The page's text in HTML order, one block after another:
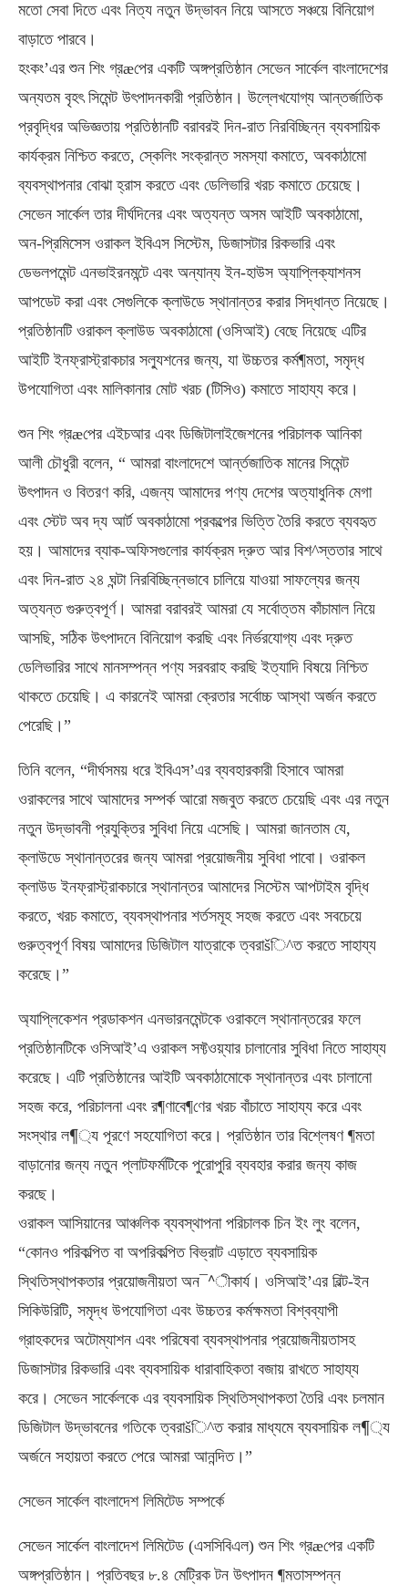
মতো সেবা দিতে এবং নিত্য নতুন উদ্ভাবন নিয়ে আসতে সঞ্চয়ে বিনিয়োগ
বাড়াতে পারবে।
হংকং’এর শুন শিং গ্রæপের একটি অঙ্গপ্রতিষ্ঠান সেভেন সার্কেল বাংলাদেশের
অন্যতম বৃহৎ সিমেন্ট উৎপাদনকারী প্রতিষ্ঠান। উল্লেখযোগ্য আন্তর্জাতিক
প্রবৃদ্ধির অভিজ্ঞতায় প্রতিষ্ঠানটি বরাবরই দিন-রাত নিরবিচ্ছিন্ন ব্যবসায়িক
কার্যক্রম নিশ্চিত করতে, স্কেলিং সংক্রান্ত সমস্যা কমাতে, অবকাঠামো
ব্যবস্থাপনার বোঝা হ্রাস করতে এবং ডেলিভারি খরচ কমাতে চেয়েছে।
সেভেন সার্কেল তার দীর্ঘদিনের এবং অত্যন্ত অসম আইটি অবকাঠামো,
অন-প্রিমিসেস ওরাকল ইবিএস সিস্টেম, ডিজাসটার রিকভারি এবং
ডেভলপমেন্ট এনভাইরনমন্টে এবং অন্যান্য ইন-হাউস অ্যাপ্লিক্যাশনস
আপডেট করা এবং সেগুলিকে ক্লাউডে স্থানান্তর করার সিদ্ধান্ত নিয়েছে।
প্রতিষ্ঠানটি ওরাকল ক্লাউড অবকাঠামো (ওসিআই) বেছে নিয়েছে এটির
আইটি ইনফ্রাস্ট্রাকচার সল্যুশনের জন্য, যা উচ্চতর কর্ম¶মতা, সমৃদ্ধ
উপযোগিতা এবং মালিকানার মোট খরচ (টিসিও) কমাতে সাহায্য করে।
শুন শিং গ্রæপের এইচআর এবং ডিজিটালাইজেশনের পরিচালক আনিকা
আলী চৌধুরী বলেন, “ আমরা বাংলাদেশে আর্ন্তজাতিক মানের সিমেন্ট
উৎপাদন ও বিতরণ করি, এজন্য আমাদের পণ্য দেশের অত্যাধুনিক মেগা
এবং স্টেট অব দ্য আর্ট অবকাঠামো প্রকল্পের ভিত্তি তৈরি করতে ব্যবহৃত
হয়। আমাদের ব্যাক-অফিসগুলোর কার্যক্রম দ্রুত আর বিশ^স্ততার সাথে
এবং দিন-রাত ২৪ ঘন্টা নিরবিচ্ছিন্নভাবে চালিয়ে যাওয়া সাফল্যের জন্য
অত্যন্ত গুরুত্বপূর্ণ। আমরা বরাবরই আমরা যে সর্বোত্তম কাঁচামাল নিয়ে
আসছি, সঠিক উৎপাদনে বিনিয়োগ করছি এবং নির্ভরযোগ্য এবং দ্রুত
ডেলিভারির সাথে মানসম্পন্ন পণ্য সরবরাহ করছি ইত্যাদি বিষয়ে নিশ্চিত
থাকতে চেয়েছি। এ কারনেই আমরা ক্রেতার সর্বোচ্চ আস্থা অর্জন করতে
পেরেছি।”
তিনি বলেন, “দীর্ঘসময় ধরে ইবিএস’এর ব্যবহারকারী হিসাবে আমরা
ওরাকলের সাথে আমাদের সম্পর্ক আরো মজবুত করতে চেয়েছি এবং এর নতুন
নতুন উদ্ভাবনী প্রযুক্তির সুবিধা নিয়ে এসেছি। আমরা জানতাম যে,
ক্লাউডে স্থানান্তরের জন্য আমরা প্রয়োজনীয় সুবিধা পাবো। ওরাকল
ক্লাউড ইনফ্রাস্ট্রাকচারে স্থানান্তর আমাদের সিস্টেম আপটাইম বৃদ্ধি
করতে, খরচ কমাতে, ব্যবস্থাপনার শর্তসমূহ সহজ করতে এবং সবচেয়ে
গুরুত্বপূর্ণ বিষয় আমাদের ডিজিটাল যাত্রাকে ত্বরাšি^ত করতে সাহায্য
করেছে।”
অ্যাপ্লিকেশন প্রডাকশন এনভারনমেন্টকে ওরাকলে স্থানান্তরের ফলে
প্রতিষ্ঠানটিকে ওসিআই’এ ওরাকল সফ্টওয়্যার চালানোর সুবিধা নিতে সাহায্য
করেছে। এটি প্রতিষ্ঠানের আইটি অবকাঠামোকে স্থানান্তর এবং চালানো
সহজ করে, পরিচালনা এবং র¶ণাবে¶ণের খরচ বাঁচাতে সাহায্য করে এবং
সংস্থার ল¶্য পূরণে সহযোগিতা করে। প্রতিষ্ঠান তার বিশ্লেষণ ¶মতা
বাড়ানোর জন্য নতুন প্লাটফর্মটিকে পুরোপুরি ব্যবহার করার জন্য কাজ
করছে।
ওরাকল আসিয়ানের আঞ্চলিক ব্যবস্থাপনা পরিচালক চিন ইং লুং বলেন,
“কোনও পরিকল্পিত বা অপরিকল্পিত বিভ্রাট এড়াতে ব্যবসায়িক
স্থিতিস্থাপকতার প্রয়োজনীয়তা অন¯^ীকার্য। ওসিআই’এর বিল্ট-ইন
সিকিউরিটি, সমৃদ্ধ উপযোগিতা এবং উচ্চতর কর্মক্ষমতা বিশ্বব্যাপী
গ্রাহকদের অটোম্যাশন এবং পরিষেবা ব্যবস্থাপনার প্রয়োজনীয়তাসহ
ডিজাসটার রিকভারি এবং ব্যবসায়িক ধারাবাহিকতা বজায় রাখতে সাহায্য
করে। সেভেন সার্কেলকে এর ব্যবসায়িক স্থিতিস্থাপকতা তৈরি এবং চলমান
ডিজিটাল উদ্ভাবনের গতিকে ত্বরাšি^ত করার মাধ্যমে ব্যবসায়িক ল¶্য
অর্জনে সহায়তা করতে পেরে আমরা আনন্দিত।”
সেভেন সার্কেল বাংলাদেশ লিমিটেড সম্পর্কে
সেভেন সার্কেল বাংলাদেশ লিমিটেড (এসসিবিএল) শুন শিং গ্রæপের একটি
অঙ্গপ্রতিষ্ঠান। প্রতিবছর ৮.৪ মেট্রিক টন উৎপাদন ¶মতাসম্পন্ন